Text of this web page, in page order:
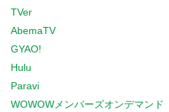
TVer
AbemaTV
GYAO!
Hulu
Paravi
WOWOWメンバーズオンデマンド